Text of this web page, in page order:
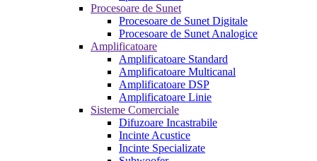
Procesoare de Sunet
Procesoare de Sunet Digitale
Procesoare de Sunet Analogice
Amplificatoare
Amplificatoare Standard
Amplificatoare Multicanal
Amplificatoare DSP
Amplificatoare Linie
Sisteme Comerciale
Difuzoare Incastrabile
Incinte Acustice
Incinte Specializate